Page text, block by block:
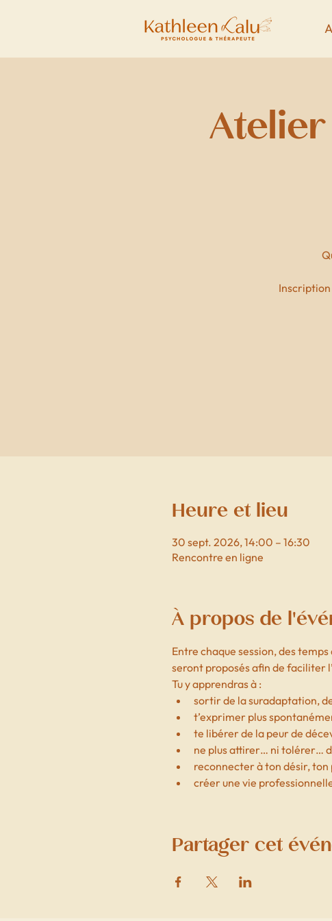
Inscription
Heure et lieu
30 sept. 2026, 14:00 – 16:30
Rencontre en ligne
À propos de
Entre chaque session, des
seront proposés afin de faciliter
Tu y apprendras à :
sortir de la suradaptation,
t’exprimer plus
te libérer de la peur de
ne plus attirer… ni tolérer…
reconnecter à ton désir,
créer une vie
Partager cet